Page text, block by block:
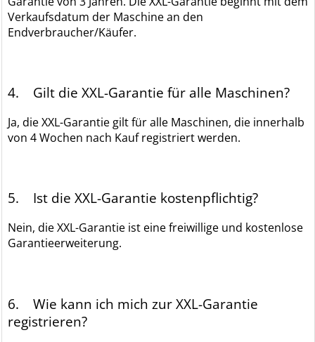
Verkaufsdatum der Maschine an den
Endverbraucher/Käufer.
4. Gilt die XXL-Garantie für alle Maschinen?
Ja, die XXL-Garantie gilt für alle Maschinen, die innerhalb
von 4 Wochen nach Kauf registriert werden.
5. Ist die XXL-Garantie kostenpflichtig?
Nein, die XXL-Garantie ist eine freiwillige und kostenlose
Garantieerweiterung.
6. Wie kann ich mich zur XXL-Garantie
registrieren?